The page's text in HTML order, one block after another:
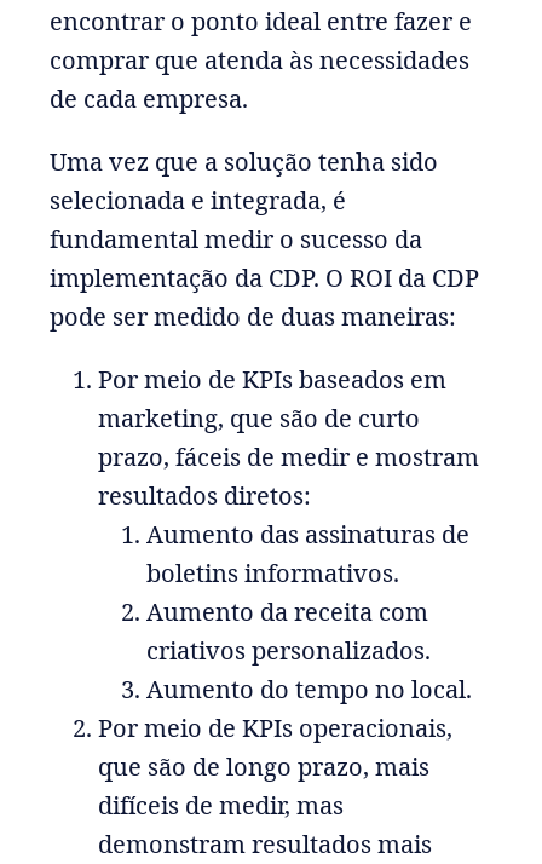
encontrar o ponto ideal entre fazer e
comprar que atenda às necessidades
de cada empresa.
Uma vez que a solução tenha sido
selecionada e integrada, é
fundamental medir o sucesso da
implementação da CDP. O ROI da CDP
pode ser medido de duas maneiras:
Por meio de KPIs baseados em
marketing, que são de curto
prazo, fáceis de medir e mostram
resultados diretos:
Aumento das assinaturas de
boletins informativos.
Aumento da receita com
criativos personalizados.
Aumento do tempo no local.
Por meio de KPIs operacionais,
que são de longo prazo, mais
difíceis de medir, mas
demonstram resultados mais